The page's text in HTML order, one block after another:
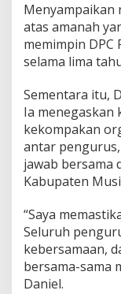
Menyampaikan
atas amanah
memimpin DPC
selama lima
Sementara itu,
Ia menegaskan
kekompakan
antar
jawab bersama
Kabupaten
“Saya
Seluruh
kebersamaan,
bersama-sama
Daniel.